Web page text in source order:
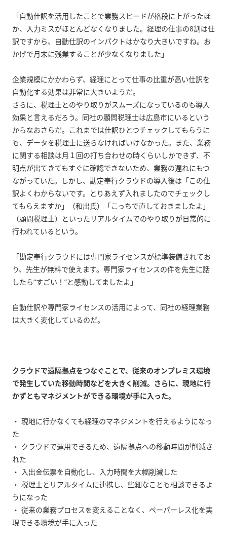
「自動仕訳を活用したことで業務スピードが格段に上がったほ
か、入力ミスがほとんどなくなりました。経理の仕事の8割は仕
訳ですから、自動仕訳のインパクトはかなり大きいですね。お
かげで月末に残業することが少なくなりました」
企業規模にかかわらず、経理にとって仕事の比重が高い仕訳を
自動化する効果は非常に大きいようだ。
さらに、税理士とのやり取りがスムーズになっているのも導入
効果と言えるだろう。同社の顧問税理士は広島市にいるという
からなおさらだ。これまでは仕訳ひとつチェックしてもらうに
も、データを税理士に送らなければいけなかった。また、業務
に関する相談は月１回の打ち合わせの時くらいしかできず、不
明点が出てきてもすぐに確認できないため、業務の遅れにもつ
ながっていた。しかし、勘定奉行クラウドの導入後は「この仕
訳よくわからないです。とりあえず入れましたのでチェックし
てもらえますか」（和出氏）「こっちで直しておきましたよ」
（顧問税理士）といったリアルタイムでのやり取りが日常的に
行われているという。
「勘定奉行クラウドには専門家ライセンスが標準装備されてお
り、先生が無料で使えます。専門家ライセンスの件を先生に話
したら“すごい！”と感動してましたよ」
自動仕訳や専門家ライセンスの活用によって、同社の経理業務
は大きく変化しているのだ。
クラウドで遠隔拠点をつなぐことで、従来のオンプレミス環境
で発生していた移動時間などを大きく削減。さらに、現地に行
かずともマネジメントができる環境が手に入った。
・ 現地に行かなくても経理のマネジメントを行えるようになっ
た
・ クラウドで運用できるため、遠隔拠点への移動時間が削減さ
れた
・ 入出金伝票を自動化し、入力時間を大幅削減した
・ 税理士とリアルタイムに連携し、些細なことも相談できるよ
うになった
・ 従来の業務プロセスを変えることなく、ペーパーレス化を実
現できる環境が手に入った